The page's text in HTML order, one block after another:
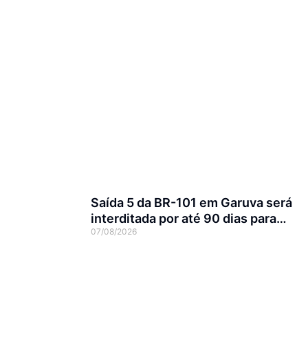
Saída 5 da BR-101 em Garuva será
interditada por até 90 dias para
obras
07/08/2026